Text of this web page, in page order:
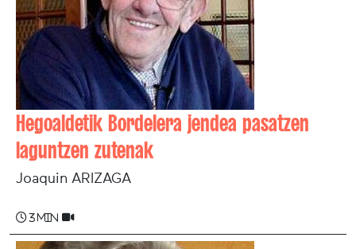
Hegoaldetik Bordelera jendea pasatzen
laguntzen zutenak
Joaquin ARIZAGA
3 min